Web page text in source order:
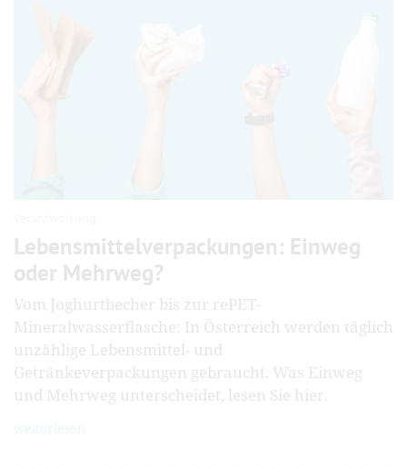
Lebensmittelverpackungen: Einweg
oder Mehrweg?
Vom Joghurtbecher bis zur rePET-
Mineralwasserflasche: In Österreich werden täglich
unzählige Lebensmittel- und
Getränkeverpackungen gebraucht. Was Einweg
und Mehrweg unterscheidet, lesen Sie hier.
weiterlesen